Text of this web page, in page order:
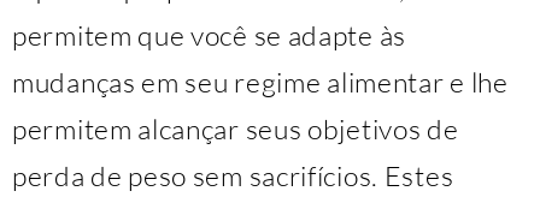
permitem que você se adapte às
mudanças em seu regime alimentar e lhe
permitem alcançar seus objetivos de
perda de peso sem sacrifícios. Estes